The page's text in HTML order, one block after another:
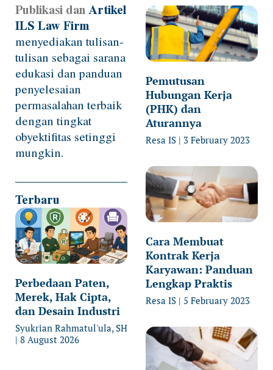
Publikasi danArtikel
ILS Law Firm
menyediakan tulisan-
tulisan sebagai sarana
edukasi dan panduan
penyelesaian
permasalahan terbaik
dengan tingkat
obyektifitas setinggi
mungkin.
Terbaru
Perbedaan Paten,
Merek, Hak Cipta,
dan Desain Industri
Syukrian Rahmatul'ula, SH
8 August 2026
Pemutusan
Hubungan Kerja
(PHK) dan
Aturannya
Resa IS 3 February 2023
Cara Membuat
Kontrak Kerja
Karyawan: Panduan
Lengkap Praktis
Resa IS 5 February 2023
PagePagePagePagePage